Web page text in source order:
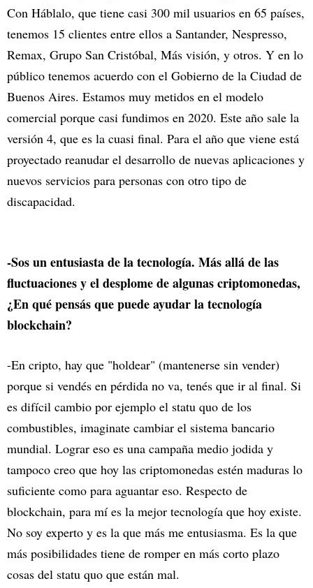
Con Háblalo, que tiene casi 300 mil usuarios en 65 países,
tenemos 15 clientes entre ellos a Santander, Nespresso,
Remax, Grupo San Cristóbal, Más visión, y otros. Y en lo
público tenemos acuerdo con el Gobierno de la Ciudad de
Buenos Aires. Estamos muy metidos en el modelo
comercial porque casi fundimos en 2020. Este año sale la
versión 4, que es la cuasi final. Para el año que viene está
proyectado reanudar el desarrollo de nuevas aplicaciones y
nuevos servicios para personas con otro tipo de
discapacidad.
-Sos un entusiasta de la tecnología. Más allá de las
fluctuaciones y el desplome de algunas criptomonedas,
¿En qué pensás que puede ayudar la tecnología
blockchain?
-En cripto, hay que "holdear" (mantenerse sin vender)
porque si vendés en pérdida no va, tenés que ir al final. Si
es difícil cambio por ejemplo el statu quo de los
combustibles, imaginate cambiar el sistema bancario
mundial. Lograr eso es una campaña medio jodida y
tampoco creo que hoy las criptomonedas estén maduras lo
suficiente como para aguantar eso. Respecto de
blockchain, para mí es la mejor tecnología que hoy existe.
No soy experto y es la que más me entusiasma. Es la que
más posibilidades tiene de romper en más corto plazo
cosas del statu quo que están mal.